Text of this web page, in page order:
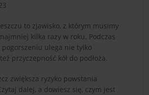
to zjawisko, z którym musimy
kilka razy w roku. Podczas
pogorszeniu ulega nie tylko
przyczepność kół do podłoża.
zwiększa ryzyko powstania
dalej, a dowiesz się, czym jest